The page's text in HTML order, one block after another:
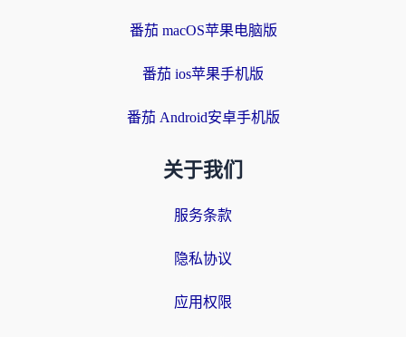
番茄 macOS苹果电脑版
番茄 ios苹果手机版
番茄 Android安卓手机版
关于我们
服务条款
隐私协议
应用权限